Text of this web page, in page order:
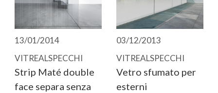
13/01/2014
VITREALSPECCHI
Strip Maté double
face separa senza
03/12/2013
VITREALSPECCHI
Vetro sfumato per
esterni